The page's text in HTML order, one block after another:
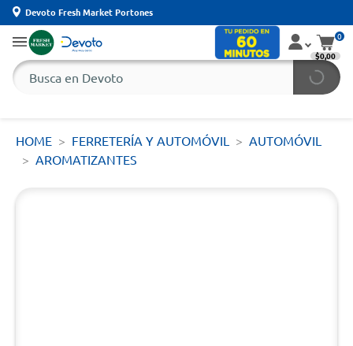
Devoto Fresh Market Portones
0
$0,00
HOME FERRETERÍA Y AUTOMÓVIL
AUTOMÓVIL
AROMATIZANTES